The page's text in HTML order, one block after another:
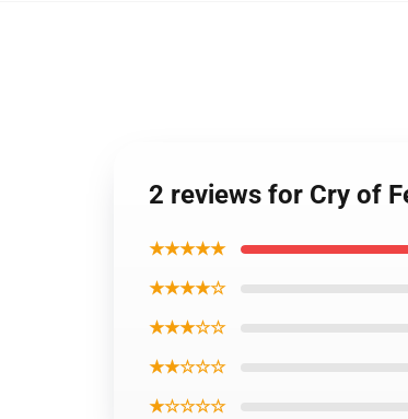
2 reviews for Cry of
★★★★★
★★★★☆
★★★☆☆
★★☆☆☆
★☆☆☆☆